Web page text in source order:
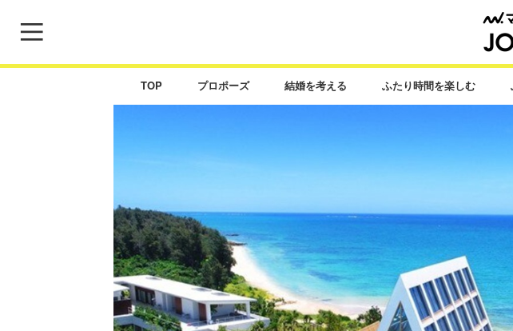
TOP プロポーズ 結婚を考える ふたり時間を楽しむ